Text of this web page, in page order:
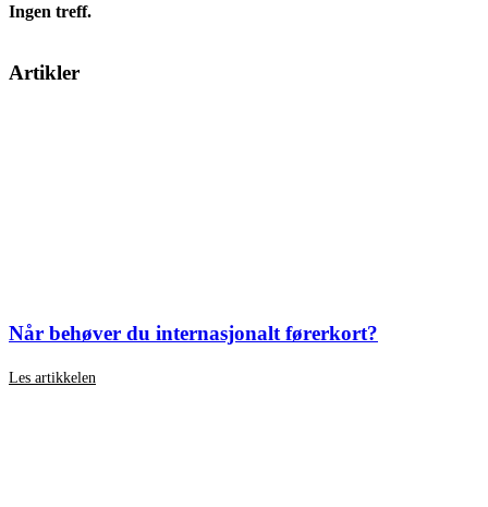
Ingen treff.
Artikler
Når behøver du internasjonalt førerkort?
Les artikkelen